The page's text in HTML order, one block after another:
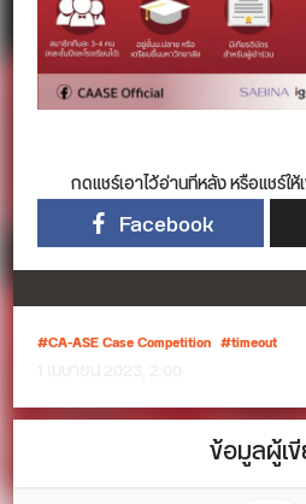
กดแชร์เอาไว้อ่านทีหลัง หรือแชร์ใ
Facebook
CA-ASE Case Competition timeout
ข้อมูลผู้เ